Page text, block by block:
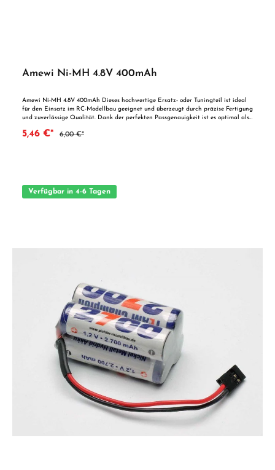
Amewi Ni-MH 4.8V 400mAh
Amewi Ni-MH 4.8V 400mAh Dieses hochwertige Ersatz- oder Tuningteil ist ideal
für den Einsatz im RC-Modellbau geeignet und überzeugt durch präzise Fertigung
und zuverlässige Qualität. Dank der perfekten Passgenauigkeit ist es optimal als
Passgenaue Verarbeitung Geeignet für anspruchsvolle Modellbauer Ideal als
5,46 €* 6,00 €*
Verfügbar in 4-6 Tagen